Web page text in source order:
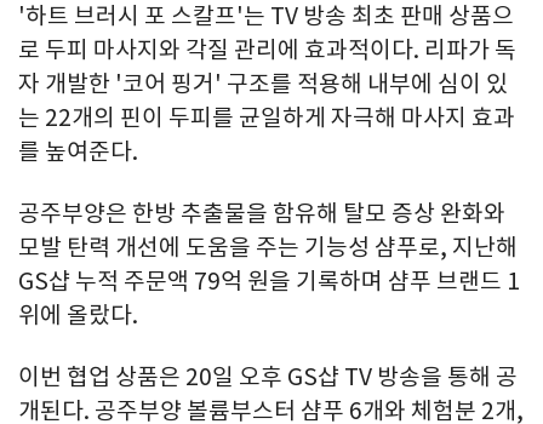
'하트 브러시 포 스칼프'는 TV 방송 최초 판매 상품으
로 두피 마사지와 각질 관리에 효과적이다. 리파가 독
자 개발한 '코어 핑거' 구조를 적용해 내부에 심이 있
는 22개의 핀이 두피를 균일하게 자극해 마사지 효과
를 높여준다.
공주부양은 한방 추출물을 함유해 탈모 증상 완화와
모발 탄력 개선에 도움을 주는 기능성 샴푸로, 지난해
GS샵 누적 주문액 79억 원을 기록하며 샴푸 브랜드 1
위에 올랐다.
이번 협업 상품은 20일 오후 GS샵 TV 방송을 통해 공
개된다. 공주부양 볼륨부스터 샴푸 6개와 체험분 2개,